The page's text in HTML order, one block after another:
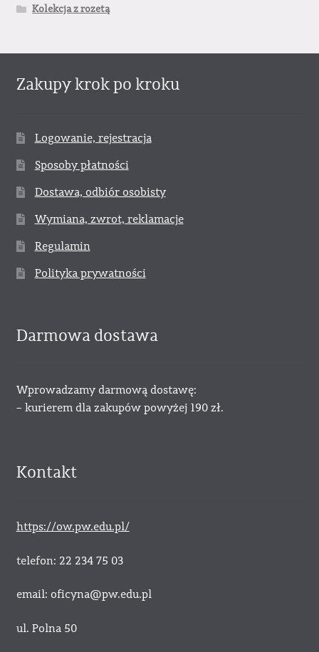
Kolekcja z rozetą
Zakupy krok po kroku
Logowanie, rejestracja
Sposoby płatności
Dostawa, odbiór osobisty
Wymiana, zwrot, reklamacje
Regulamin
Polityka prywatności
Darmowa dostawa
Wprowadzamy darmową dostawę:
– kurierem dla zakupów powyżej 190 zł.
Kontakt
https://ow.pw.edu.pl/
telefon: 22 234 75 03
email: oficyna@pw.edu.pl
ul. Polna 50